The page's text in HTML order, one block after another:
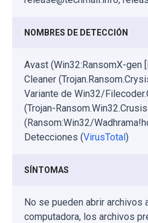
NOMBRES DE DETECCIÓN
Avast (Win32:RansomX-gen
Cleaner
Variante de Win32/
(Trojan-
(Ransom:Win32/
Detecciones (VirusTotal)
SÍNTOMAS
No se pueden abrir archivos
computadora, los archivos